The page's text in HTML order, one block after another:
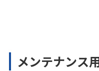
メンテナンス